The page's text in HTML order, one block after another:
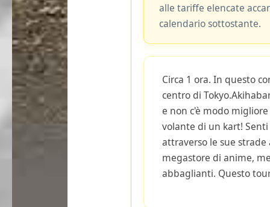
alle tariffe elencate
calendario sottostante.
Circa 1 ora. In questo
centro di
e non c'è modo
volante di un kart!
attraverso le sue
megastore di anime,
abbaglianti. Questo